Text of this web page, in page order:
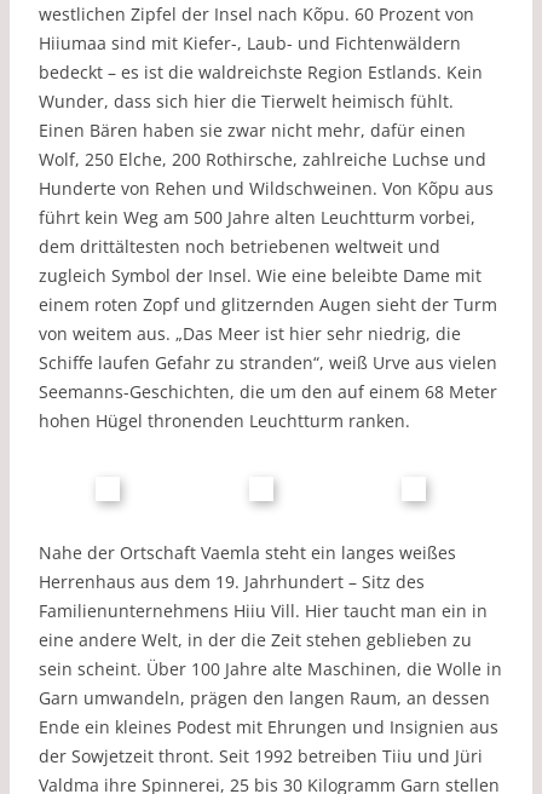
westlichen Zipfel der Insel nach Kõpu. 60 Prozent von
Hiiumaa sind mit Kiefer-, Laub- und Fichtenwäldern
bedeckt – es ist die waldreichste Region Estlands. Kein
Wunder, dass sich hier die Tierwelt heimisch fühlt.
Einen Bären haben sie zwar nicht mehr, dafür einen
Wolf, 250 Elche, 200 Rothirsche, zahlreiche Luchse und
Hunderte von Rehen und Wildschweinen. Von Kõpu aus
führt kein Weg am 500 Jahre alten Leuchtturm vorbei,
dem drittältesten noch betriebenen weltweit und
zugleich Symbol der Insel. Wie eine beleibte Dame mit
einem roten Zopf und glitzernden Augen sieht der Turm
von weitem aus. „Das Meer ist hier sehr niedrig, die
Schiffe laufen Gefahr zu stranden“, weiß Urve aus vielen
Seemanns-Geschichten, die um den auf einem 68 Meter
hohen Hügel thronenden Leuchtturm ranken.
Nahe der Ortschaft Vaemla steht ein langes weißes
Herrenhaus aus dem 19. Jahrhundert – Sitz des
Familienunternehmens Hiiu Vill. Hier taucht man ein in
eine andere Welt, in der die Zeit stehen geblieben zu
sein scheint. Über 100 Jahre alte Maschinen, die Wolle in
Garn umwandeln, prägen den langen Raum, an dessen
Ende ein kleines Podest mit Ehrungen und Insignien aus
der Sowjetzeit thront. Seit 1992 betreiben Tiiu und Jüri
Valdma ihre Spinnerei, 25 bis 30 Kilogramm Garn stellen